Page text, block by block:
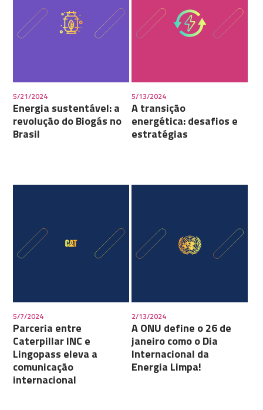
5/21/2024
Energia sustentável: a
revolução do Biogás no
Brasil
5/13/2024
A transição
energética: desafios e
estratégias
5/7/2024
Parceria entre
Caterpillar INC e
Lingopass eleva a
comunicação
internacional
2/13/2024
A ONU define o 26 de
janeiro como o Dia
Internacional da
Energia Limpa!